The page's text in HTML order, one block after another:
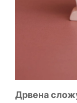
Дрвена